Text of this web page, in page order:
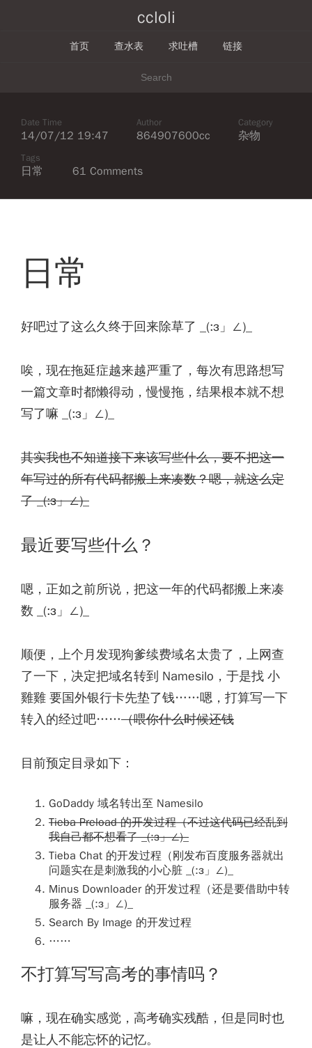
ccloli
首页 查水表 求吐槽 链接
Date Time
14/07/12 19:47
Author
864907600cc
Category
杂物
Tags
日常 61 Comments
日常
好吧过了这么久终于回来除草了 _(:з」∠)_
唉，现在拖延症越来越严重了，每次有思路想写
一篇文章时都懒得动，慢慢拖，结果根本就不想
写了嘛 _(:з」∠)_
其实我也不知道接下来该写些什么，要不把这一
年写过的所有代码都搬上来凑数？嗯，就这么定
了 _(:з」∠)_
最近要写些什么？
嗯，正如之前所说，把这一年的代码都搬上来凑
数 _(:з」∠)_
顺便，上个月发现狗爹续费域名太贵了，上网查
了一下，决定把域名转到 Namesilo，于是找 小
雞雞 要国外银行卡先垫了钱……嗯，打算写一下
转入的经过吧……（喂你什么时候还钱
目前预定目录如下：
GoDaddy 域名转出至 Namesilo
Tieba Preload 的开发过程（不过这代码已经乱到
我自己都不想看了 _(:з」∠)_
Tieba Chat 的开发过程（刚发布百度服务器就出
问题实在是刺激我的小心脏 _(:з」∠)_
Minus Downloader 的开发过程（还是要借助中转
服务器 _(:з」∠)_
Search By Image 的开发过程
……
不打算写写高考的事情吗？
嘛，现在确实感觉，高考确实残酷，但是同时也
是让人不能忘怀的记忆。